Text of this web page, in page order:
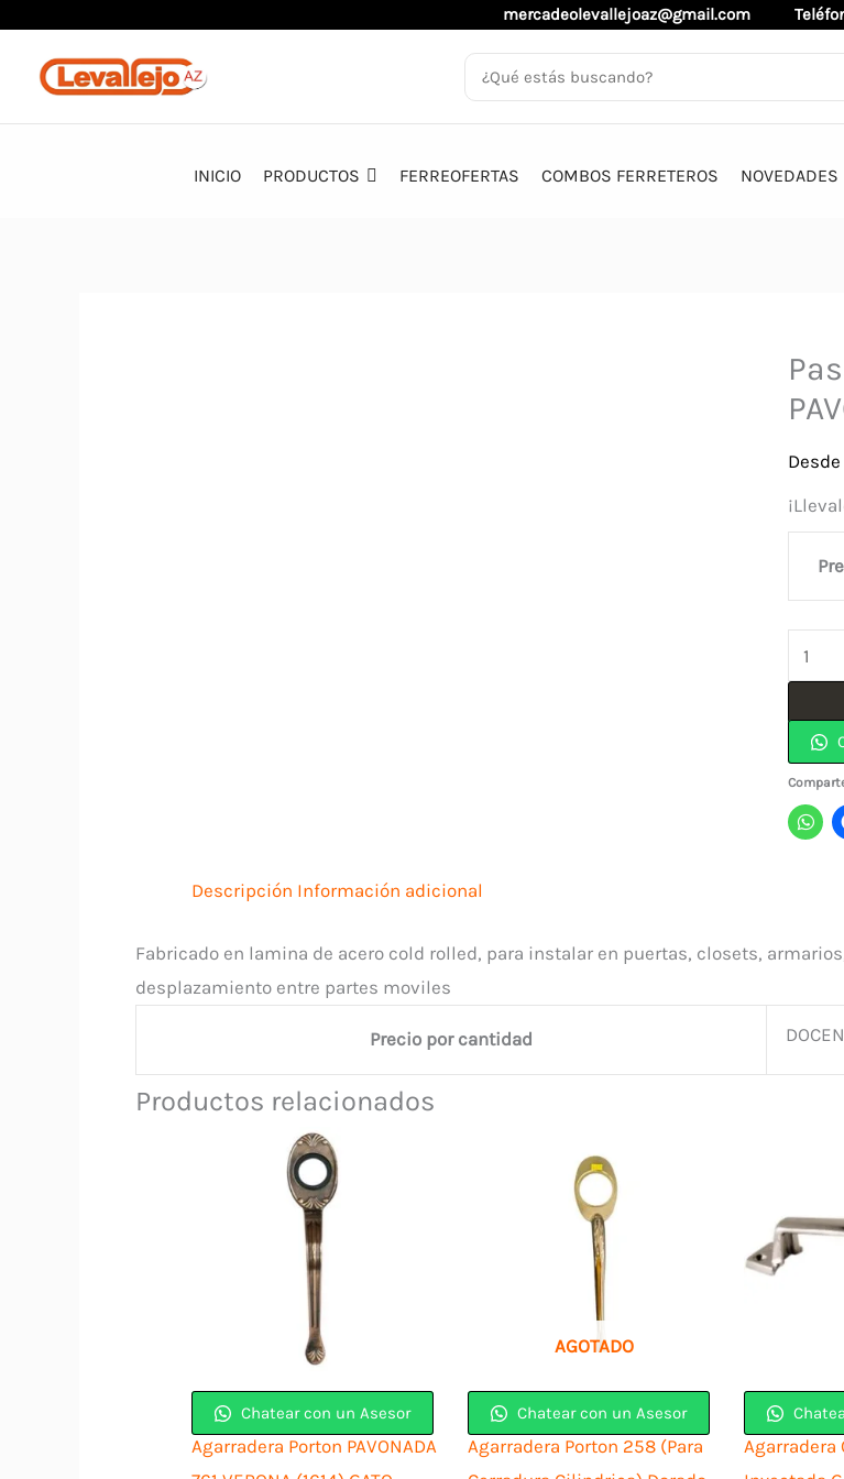
contenido
mercadeolevallejoaz@gmail.com
INICIO PRODUCTOS FERREOFERTAS COMBOS FERRETEROS NOVEDADES
Desde
Tipo
1/2"
Descripción Información adicional
Fabricado en lamina de acero cold rolled, para instalar en puertas, closets,
desplazamiento entre partes moviles
Precio por cantidad
Productos relacionados
Chatear con un Asesor
Agarradera Porton PAVONADA
AGOTADO
Chatear con un Asesor
Agarradera Porton 258 (Para
Agarradera